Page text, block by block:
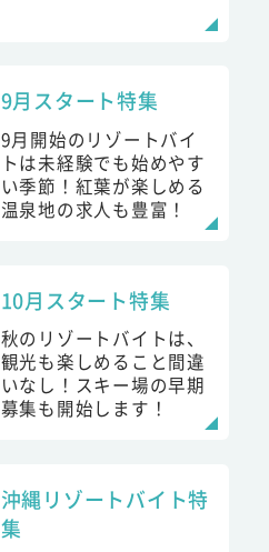
9月スタート特集
9月開始のリゾートバイ
トは未経験でも始めやす
い季節！紅葉が楽しめる
温泉地の求人も豊富！
10月スタート特集
秋のリゾートバイトは、
観光も楽しめること間違
いなし！スキー場の早期
募集も開始します！
沖縄リゾートバイト特
集